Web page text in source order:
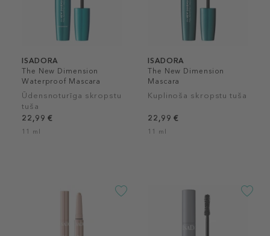
ISADORA
The New Dimension
Waterproof Mascara
Ūdensnoturīga skropstu
tuša
22,99 €
11 ml
ISADORA
The New Dimension
Mascara
Kuplinoša skropstu tuša
22,99 €
11 ml